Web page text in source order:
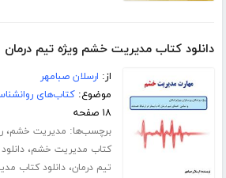
دانلود کتاب مدیریت خشم ویژه تیم درمان
از: ارسلان صبامهر
موضوع:کتاب‌های
۱۸ صفحه
برچسب‌ها: مدیریت خشم،
کتاب مدیریت خشم،
تیم درمان،دانلود کتاب